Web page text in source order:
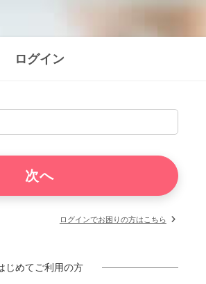
ログイン
ログインでお困りの方はこちら
じめてご利用の方